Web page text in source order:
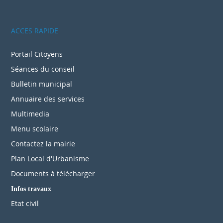
Suivez-nous sur Facebook
ACCES RAPIDE
Portail Citoyens
Séances du conseil
Bulletin municipal
Annuaire des services
Multimedia
Menu scolaire
Contactez la mairie
Plan Local d'Urbanisme
Documents à télécharger
Infos travaux
Etat civil